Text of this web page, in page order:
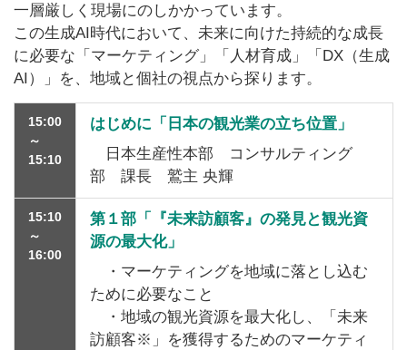
一層厳しく現場にのしかかっています。
この生成AI時代において、未来に向けた持続的な成長
に必要な「マーケティング」「人材育成」「DX（生成
AI）」を、地域と個社の視点から探ります。
15:00
～
15:10
はじめに「日本の観光業の立ち位置」
日本生産性本部 コンサルティング
部 課長 鷲主 央輝
15:10
～
16:00
第１部「『未来訪顧客』の発見と観光資
源の最大化」
・マーケティングを地域に落とし込む
ために必要なこと
・地域の観光資源を最大化し、「未来
訪顧客※」を獲得するためのマーケティ